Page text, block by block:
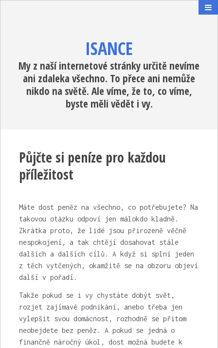
ISANCE
My z naší internetové stránky určitě nevíme
ani zdaleka všechno. To přece ani nemůže
nikdo na světě. Ale víme, že to, co víme,
byste měli vědět i vy.
Půjčte si peníze pro každou
příležitost
Máte dost peněz na všechno, co potřebujete? Na
takovou otázku odpoví jen málokdo kladně.
Zkrátka proto, že lidé jsou přirozeně věčně
nespokojení, a tak chtějí dosahovat stále
dalších a dalších cílů. A když si splní jeden
z těch vytčených, okamžitě se na obzoru objeví
další v pořadí.
Takže pokud se i vy chystáte dobýt svět,
rozjet zajímavé podnikání, anebo třeba jen
vylepšit svou domácnost, rozhodně se přitom
neobejdete bez peněz. A pokud se jedná o
finančně náročný úkol, dost možná budete k